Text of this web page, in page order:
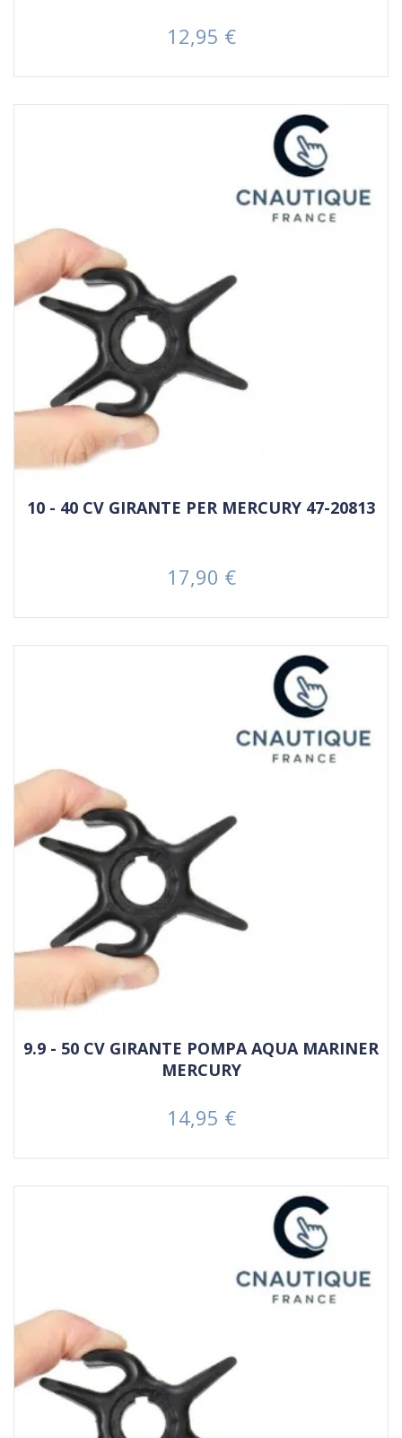
Prezzo
12,95 €
10 - 40 CV GIRANTE PER MERCURY 47-20813
Prezzo
17,90 €
9.9 - 50 CV GIRANTE POMPA AQUA MARINER
MERCURY
Prezzo
14,95 €